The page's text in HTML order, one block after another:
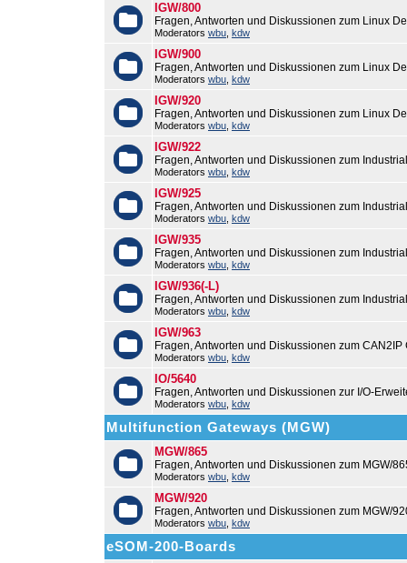
IGW/800
Fragen, Antworten und Diskussionen zum Linux
Moderators wbu kdw
IGW/900
Fragen, Antworten und Diskussionen zum Linux
Moderators wbu kdw
IGW/920
Fragen, Antworten und Diskussionen zum Linux
Moderators wbu kdw
IGW/922
Fragen, Antworten und Diskussionen zum
Moderators wbu kdw
IGW/925
Fragen, Antworten und Diskussionen zum
Moderators wbu kdw
IGW/935
Fragen, Antworten und Diskussionen zum
Moderators wbu kdw
IGW/936(-L)
Fragen, Antworten und Diskussionen zum
Moderators wbu kdw
IGW/963
Fragen, Antworten und Diskussionen zum CAN2IP
Moderators wbu kdw
IO/5640
Fragen, Antworten und Diskussionen zur I/O-
Moderators wbu kdw
Multifunction Gateways (MGW)
MGW/865
Fragen, Antworten und Diskussionen zum MGW/
Moderators wbu kdw
MGW/920
Fragen, Antworten und Diskussionen zum MGW/
Moderators wbu kdw
eSOM-200-Boards